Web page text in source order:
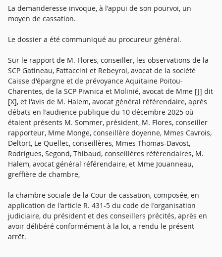
La demanderesse invoque, à l'appui de son pourvoi, un
moyen de cassation.
Le dossier a été communiqué au procureur général.
Sur le rapport de M. Flores, conseiller, les observations de la
SCP Gatineau, Fattaccini et Rebeyrol, avocat de la société
Caisse d'épargne et de prévoyance Aquitaine Poitou-
Charentes, de la SCP Piwnica et Molinié, avocat de Mme [J] dit
[X], et l'avis de M. Halem, avocat général référendaire, après
débats en l'audience publique du 10 décembre 2025 où
étaient présents M. Sommer, président, M. Flores, conseiller
rapporteur, Mme Monge, conseillère doyenne, Mmes Cavrois,
Deltort, Le Quellec, conseillères, Mmes Thomas-Davost,
Rodrigues, Segond, Thibaud, conseillères référendaires, M.
Halem, avocat général référendaire, et Mme Jouanneau,
greffière de chambre,
la chambre sociale de la Cour de cassation, composée, en
application de l'article R. 431-5 du code de l'organisation
judiciaire, du président et des conseillers précités, après en
avoir délibéré conformément à la loi, a rendu le présent
arrêt.